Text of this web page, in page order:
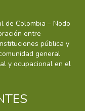
de Colombia – Nodo
entre
pública y
general
y ocupacional en el